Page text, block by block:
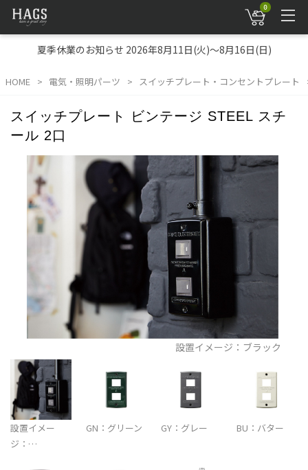
0
夏季休業のお知らせ 2026年8月11日(火)～8月16日(日)
HOME 電気・照明パーツ スイッチプレート・コンセントプレート
スイッチプレート ビンテージ STEEL スチ
ール 2口
設置イメージ：ブラック
設置イメー
ジ：…
GN：グリーン GY：グレー BU：バター